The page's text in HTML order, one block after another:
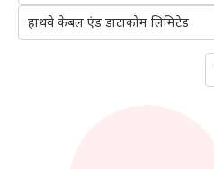
हाथवे केबल एंड डाटाकोम लिमिटेड